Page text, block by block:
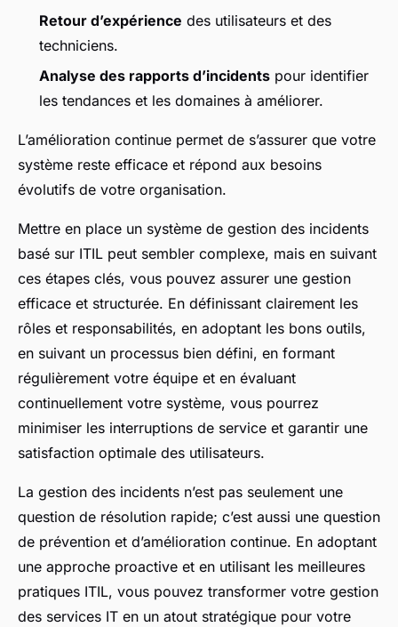
Retour d’expérience des utilisateurs et des
techniciens.
Analyse des rapports d’incidents pour identifier
les tendances et les domaines à améliorer.
L’amélioration continue permet de s’assurer que votre
système reste efficace et répond aux besoins
évolutifs de votre organisation.
Mettre en place un système de gestion des incidents
basé sur ITIL peut sembler complexe, mais en suivant
ces étapes clés, vous pouvez assurer une gestion
efficace et structurée. En définissant clairement les
rôles et responsabilités, en adoptant les bons outils,
en suivant un processus bien défini, en formant
régulièrement votre équipe et en évaluant
continuellement votre système, vous pourrez
minimiser les interruptions de service et garantir une
satisfaction optimale des utilisateurs.
La gestion des incidents n’est pas seulement une
question de résolution rapide; c’est aussi une question
de prévention et d’amélioration continue. En adoptant
une approche proactive et en utilisant les meilleures
pratiques ITIL, vous pouvez transformer votre gestion
des services IT en un atout stratégique pour votre